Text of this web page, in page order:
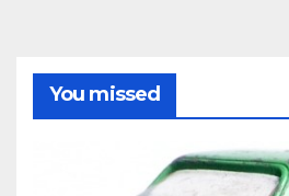
You missed